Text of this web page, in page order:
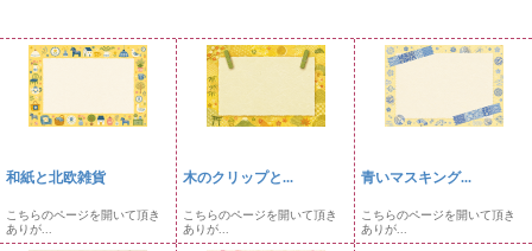
和紙と北欧雑貨
こちらのページを開いて頂き
ありが...
木のクリップと...
こちらのページを開いて頂き
ありが...
青いマスキング...
こちらのページを開いて頂き
ありが...